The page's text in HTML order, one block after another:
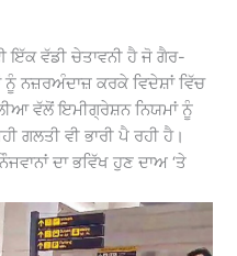
ਇੱਕ ਵੱਡੀ ਚੇਤਾਵਨੀ ਹੈ ਜੋ ਗੈਰ-
ਨੂੰ ਨਜ਼ਰਅੰਦਾਜ਼ ਕਰਕੇ ਵਿਦੇਸ਼ਾਂ ਵਿੱਚ
ਵੱਲੋਂ ਇਮੀਗ੍ਰੇਸ਼ਨ ਨਿਯਮਾਂ ਨੂੰ
ਗਲਤੀ ਵੀ ਭਾਰੀ ਪੈ ਰਹੀ ਹੈ।
ਦਾ ਭਵਿੱਖ ਹੁਣ ਦਾਅ ‘ਤੇ